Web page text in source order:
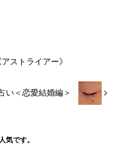
ストライアー》
い＜恋愛結婚編＞
気です。